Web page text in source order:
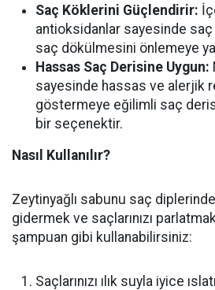
Saç Köklerini Güçlendirir:
antioksidanlar sayesinde
saç dökülmesini önlemeye
Hassas Saç Derisine Uygun:
sayesinde hassas ve alerjik
göstermeye eğilimli saç
bir seçenektir.
Nasıl Kullanılır?
Zeytinyağlı sabunu saç
gidermek ve saçlarınızı
şampuan gibi kullanabilirsiniz:
Saçlarınızı ılık suyla iyice